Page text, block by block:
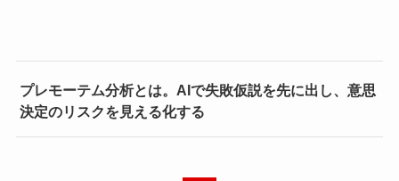
プレモーテム分析とは。AIで失敗仮説を先に出し、意思
決定のリスクを見える化する